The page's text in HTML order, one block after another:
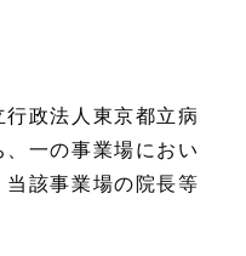
行政法人東京都立病
一の事業場におい
該事業場の院長等